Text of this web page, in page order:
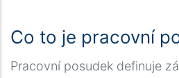
Co to je pracovní
Pracovní posudek definuje